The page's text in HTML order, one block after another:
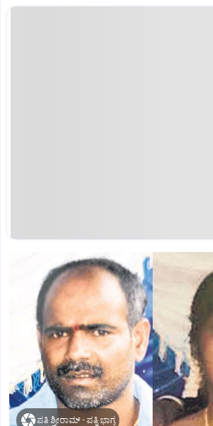
ಪತಿ ಶ್ರೀರಾಮ್‌ - ಪತ್ನಿ ಭಾಗ್ಯ